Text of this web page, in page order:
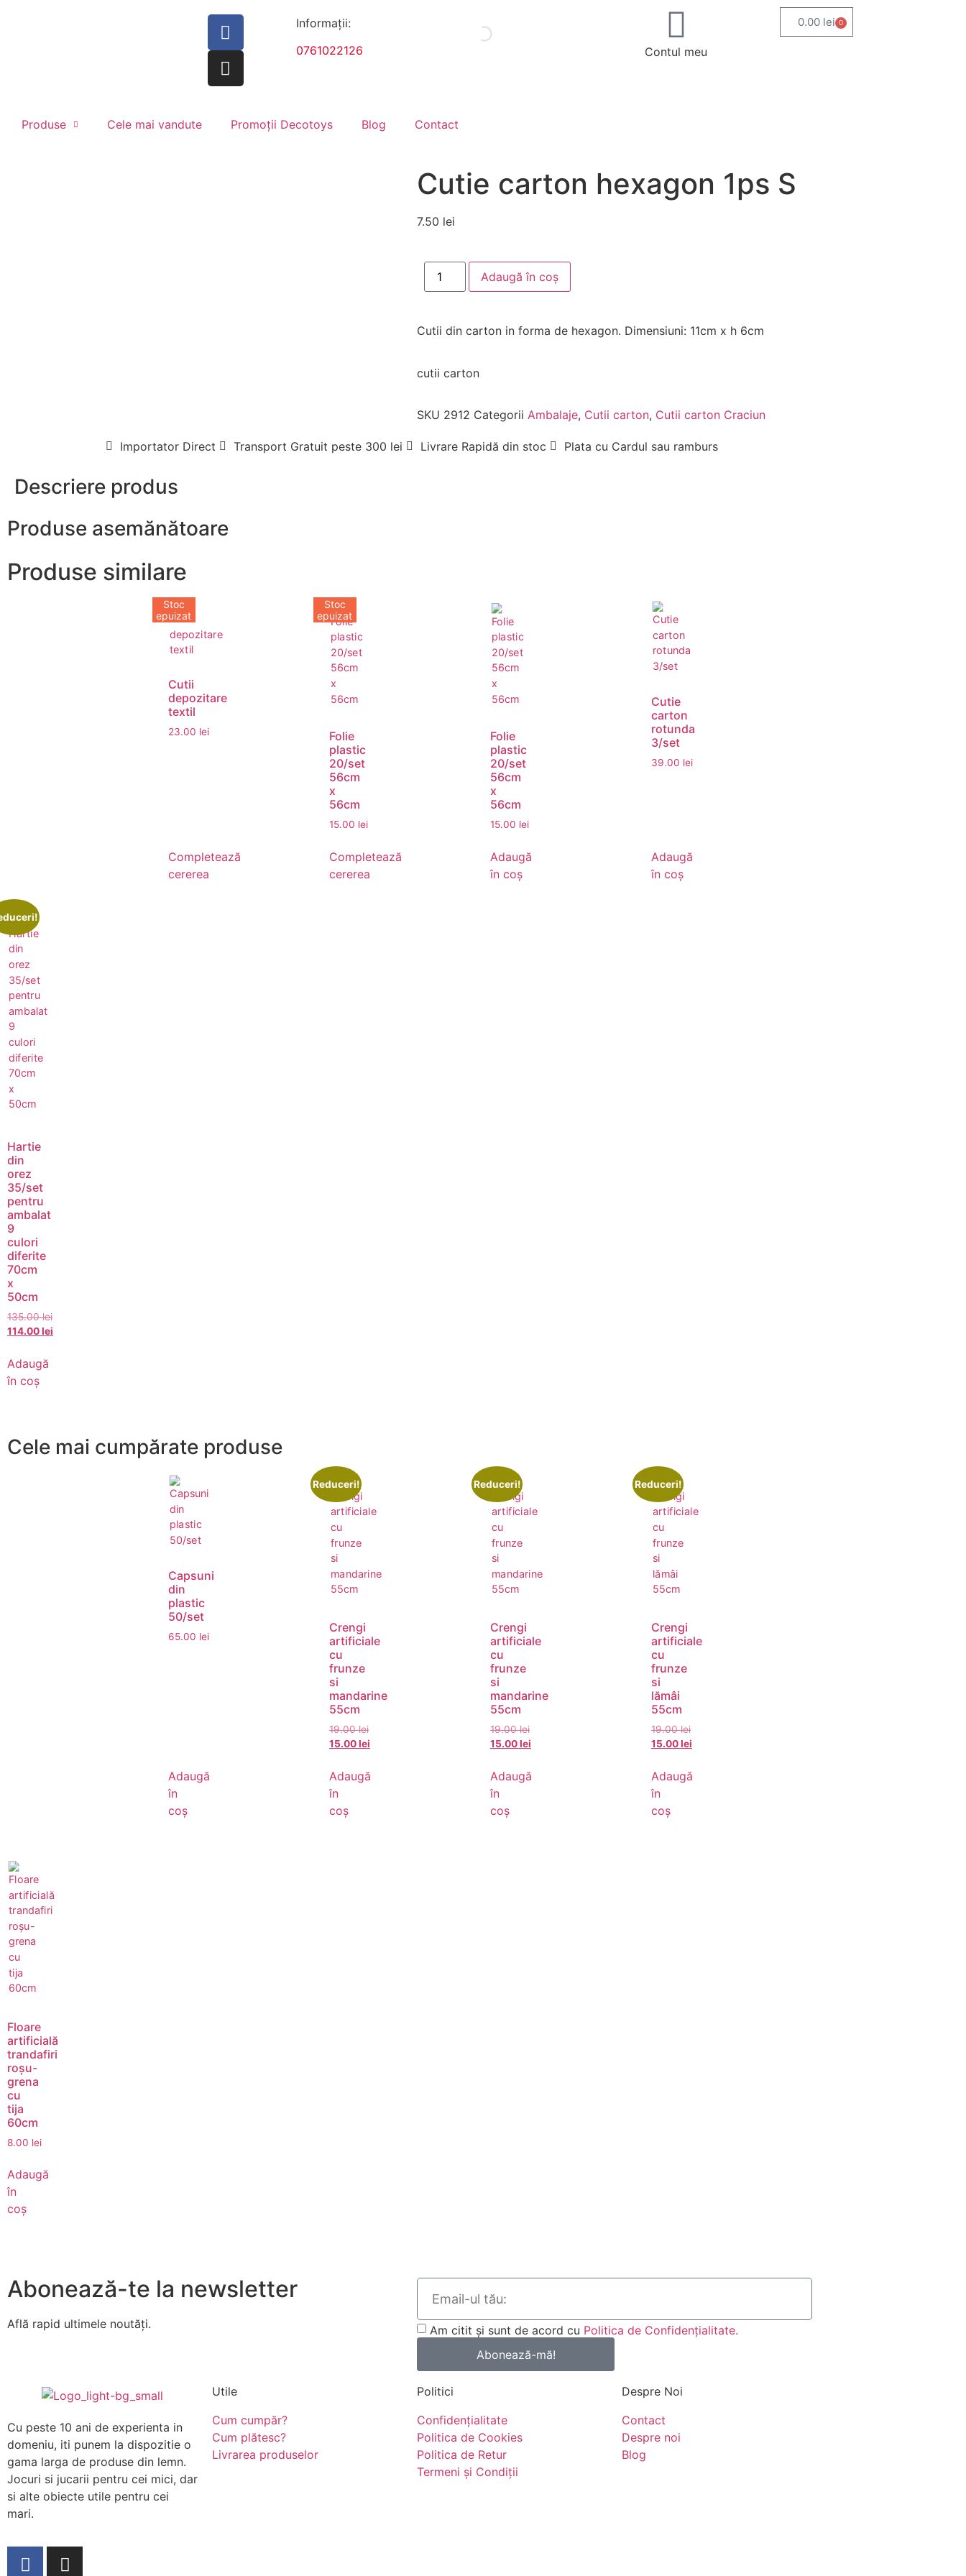
Informații:
0761022126
Contul meu
0.00 lei 0
Produse Cele mai vandute Promoții Decotoys Blog Contact
Cutie carton hexagon 1ps S
7.50 lei
Adaugă în coș
Cutii din carton in forma de hexagon. Dimensiuni: 11cm x h 6cm
cutii carton
SKU 2912 Categorii Ambalaje, Cutii carton, Cutii carton Craciun
Importator Direct Transport Gratuit peste 300 lei Livrare Rapidă din stoc Plata cu Cardul sau ramburs
Descriere produs
Produse asemănătoare
Produse similare
Stoc
epuizat
Cutii
depozitare
textil
23.00 lei
Completează
cererea
Stoc
epuizat
Folie
plastic
20/set
56cm
x
56cm
15.00 lei
Completează
cererea
Folie
plastic
20/set
56cm
x
56cm
15.00 lei
Adaugă
în coș
Cutie
carton
rotunda
3/set
39.00 lei
Adaugă
în coș
Hartie
din
orez
35/set
pentru
ambalat
9
culori
diferite
70cm
x
50cm
135.00lei
114.00lei
Adaugă
în coș
Cele mai cumpărate produse
Capsuni
din
plastic
50/set
65.00 lei
Adaugă
în
coș
Reduceri!
Crengi
artificiale
cu
frunze
si
mandarine
55cm
19.00lei
15.00lei
Adaugă
în
coș
Reduceri!
Crengi
artificiale
cu
frunze
si
mandarine
55cm
19.00lei
15.00lei
Adaugă
în
coș
Reduceri!
Crengi
artificiale
cu
frunze
si
lămâi
55cm
19.00lei
15.00lei
Adaugă
în
coș
Floare
artificială
trandafiri
roșu-
grena
cu
tija
60cm
8.00 lei
Adaugă
în
coș
Abonează-te la newsletter
Află rapid ultimele noutăți. Am citit și sunt de acord cu Politica de Confidențialitate.
Abonează-mă!
Cu peste 10 ani de experienta in
domeniu, iti punem la dispozitie o
gama larga de produse din lemn.
Jocuri si jucarii pentru cei mici, dar
si alte obiecte utile pentru cei
mari.
Utile
Cum cumpăr?
Cum plătesc?
Livrarea produselor
Politici
Confidențialitate
Politica de Cookies
Politica de Retur
Termeni și Condiții
Despre Noi
Contact
Despre noi
Blog